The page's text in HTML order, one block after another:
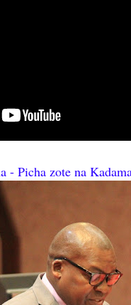
- Picha zote na